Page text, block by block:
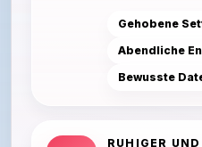
Gehobene
Abendliche
Bewusste
RUHIGER